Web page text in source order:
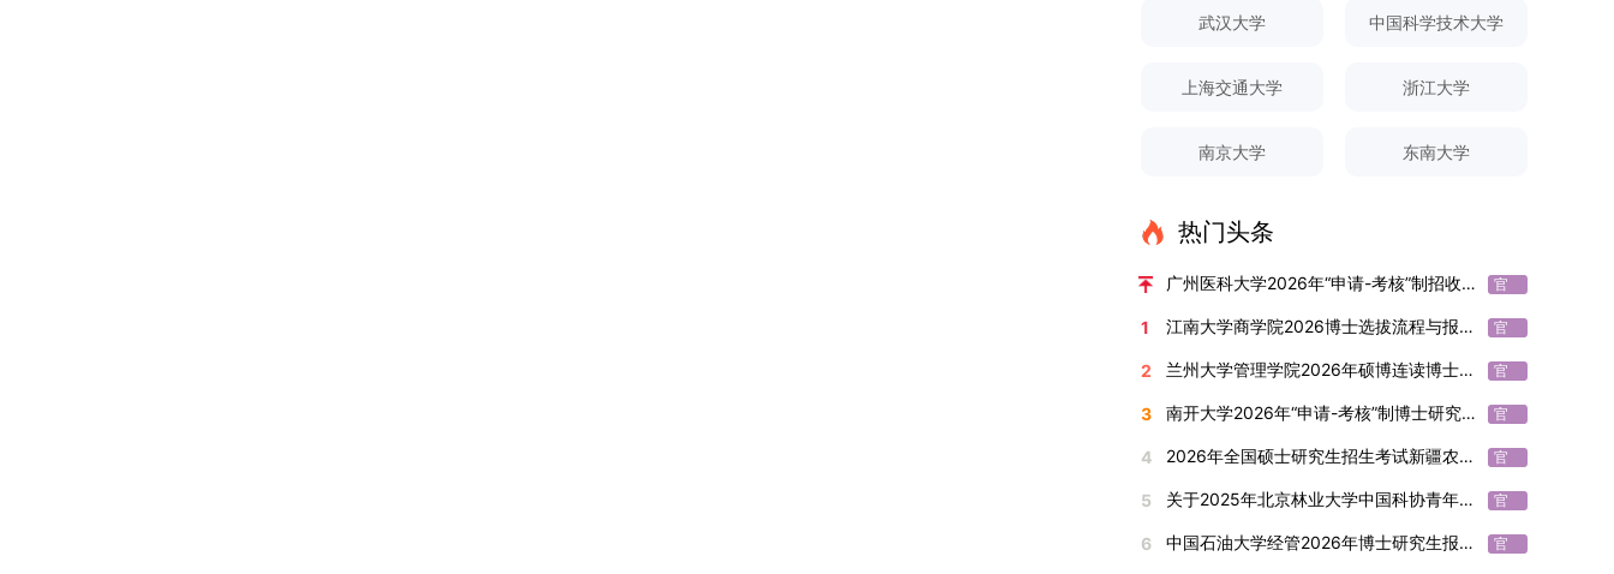
基本条件及各学院补充规定。（二）报名方式所有
间登录国家推荐免试服务系统完成志愿填报。硕博
网报名系统，选择“国家实验室联培专项”，并选定
报名以学校通知为准；硕博连读与申请-考核制设
两批报名，第一批截止时间为2025年12月15日，
第二批为2026年3月15日至4月20日，具体时间以
校及报考学院要求，如实提交全部申请材料并完成
线上报名程序。六、考核与录取考核工作由上海交
形式、内容及流程以学院后续公布的方案为准。录
取时将对考生进行全面考察，学术能力与思想品德
按有关规定处理。七、其他事项（一）入学时间预
计为2026年春季或秋季学期。（二）费用与奖助
弄虚作假者，资格审查将不予通过。所有提交材料
改，须在报名截止前重新填报。三、选拔与录取1.
料进行资格审查，核实考生报考资格、材料完整性
学院网站公布。2.材料评议学院将组织专家组对通
过资格审查的考生材料进行评议并打分，满分为
100分。评议结果预计于2026年1月中上旬公布。
试的考生名单。同等学力报考者须参加学校统一组
织的政治理论考试，具体时间地点另行通知，成绩
试安排复试环节将对考生的思想品德、专业素养、
外语能力、创新意识及综合素质进行全面考察。复
合”，适用于理论经济学与应用经济学各专业，形
式为闭卷，时长为3小时，满分100分。面试环节
一级学科硕士点和17个硕士专业学位点。“十四
建了“网络宣传+AI智能咨询+现场答疑”三位一体的
起全面推行“申请-考核”制博士招生，2025年进一
或撤销生源不足专业，将非全日制招生计划向需求
旺盛的学科倾斜；同时加快推进急需学科专业建
兴专业招生。学校还深化科教融合，单列专项招生
计划，与中国科学院昆明植物研究所、西双版纳热
跨机构的研究生培养新机制。（一）推进招生制度
改革与生源质量提升学校建立多元化招生宣传与咨
招生，并拓展直博与硕博连读渠道，增强招生方式
的灵活性与针对性。（二）优化学科专业布局通过
撑、研究方法、数据论证以及逻辑结构等多个维度
题、加强理论阐释深度等方面给予了指导。三、答
分讨论、集体评议及无记名投票，一致认为文枚的
作，符合博士学位授予要求，同意通过博士学位论
文答辩。文枚由张连刚教授指导完成学业，其答辩
通过标志着西南林业大学农林经济管理专业诞生首
位博士毕业生。待学校学位评定委员会审议通过
后，她也将成为云南省该专业首位获得博士学位的
研究生。（二）学科建设意义此次博士论文答辩的
顺利完成，是学院在农林经济管理博士研究生培养
方面取得的重要进展，反映了该学位点建设已初见
成效。这一成果不仅体现了学科建设的新突破，也
为未来农林经济管理学科的持续发展、学术交流与
合作注入了新的活力。
下：（一）学校统一初试安排初试的具体考试时
准备工作的通知》（海大本[2025]17号）文件中
的官方信息。（二）学院自主复试安排复试是衡量
保考核结果客观准确。1. 复试考核构成复试成绩由
复试总成绩的40%，面试成绩占复试总成绩的
60%。（1）笔试：以英语能力测试为核心，重点
力，全面评估其英语综合应用水平。（2）面试：
采用综合面试形式，考核内容涵盖中英文自我介
变能力等）以及专业认知程度（包括对目标专业的
了解、学习规划等），全方位判断考生是否具备进
间初步定于2026年1月6日（星期二）下午，具体
统“论文发表信息维护”板块完成信息填报。该板块
真实准确、完整规范，若出现空项或错填情况，将
高水平论文，仅统计以桂林理工大学为第一署名单
究生为第二作者的论文；在Nature、Science、
Cell三大顶刊及其子刊发表的论文，不受作者排名
范围。其中，被SCI、EI、ISTP收录的论文，需额
外提供检索证明，论文全文与检索证明须合并为单
如下：1. 被SCI、EI、ISTP、SSCI、A&HCI来源期
刊收录的论文：需按“检索证明（如有）+分区报告
在国内核心期刊发表的论文：需上传论文全文扫描
武汉大学 中国科学技术大学
上海交通大学 浙江大学
南京大学 东南大学
热门头条
广州医科大学2026年“申请-考核”制招收博士研究生报考公告
官
1 江南大学商学院2026博士选拔流程与报考条件汇总
官
2 兰州大学管理学院2026年硕博连读博士研究生招生“申请-考核”实施方案
官
3 南开大学2026年“申请-考核”制博士研究生招生录取工作实施细则
官
4 2026年全国硕士研究生招生考试新疆农业大学报考点网上确认公告
官
5 关于2025年北京林业大学中国科协青年科技人才培育工程博士生推荐工作的通知
官
6 中国石油大学经管2026年博士研究生报考通知
官